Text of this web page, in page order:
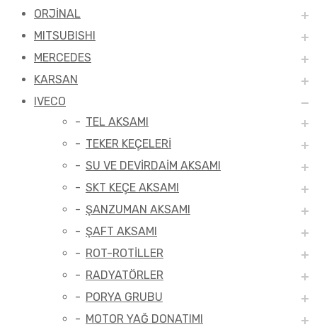
ORJİNAL
MITSUBISHI
MERCEDES
KARSAN
IVECO
TEL AKSAMI
TEKER KEÇELERİ
SU VE DEVİRDAİM AKSAMI
SKT KEÇE AKSAMI
ŞANZUMAN AKSAMI
ŞAFT AKSAMI
ROT-ROTİLLER
RADYATÖRLER
PORYA GRUBU
MOTOR YAĞ DONATIMI